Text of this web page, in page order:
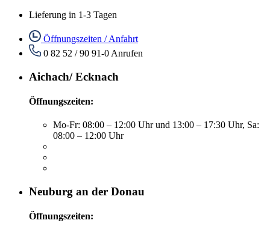
Lieferung in 1-3 Tagen
Öffnungszeiten / Anfahrt
0 82 52 / 90 91-0 Anrufen
Aichach/ Ecknach
Öffnungszeiten:
Mo-Fr: 08:00 – 12:00 Uhr und 13:00 – 17:30 Uhr, Sa:
08:00 – 12:00 Uhr
Neuburg an der Donau
Öffnungszeiten: